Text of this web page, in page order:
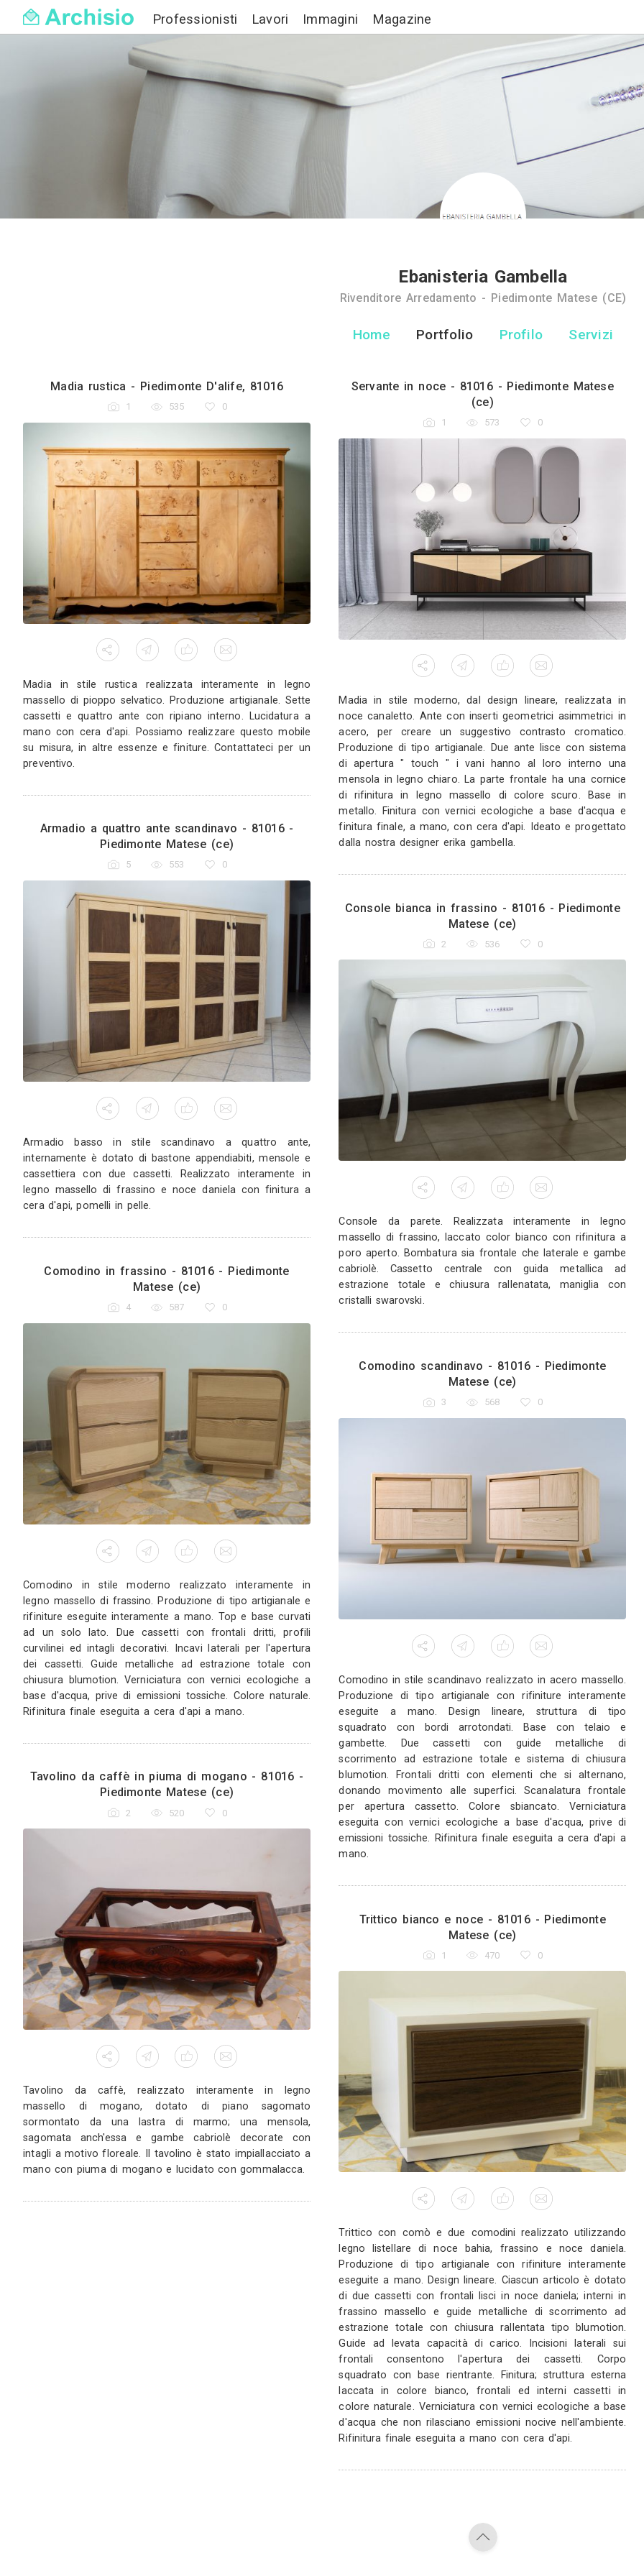
Professionisti Lavori Immagini
Ebanisteria
Home Portfolio
Madia rustica - Piedimonte D'alife, 81016
1 0
Madia in stile rustica realizzata interamente in legno
massello di pioppo selvatico. Produzione artigianale. Sette
cassetti e quattro ante con ripiano interno. Lucidatura a
mano con cera d'api. Possiamo realizzare questo mobile
su misura, in altre essenze e finiture. Contattateci per un
preventivo.
Servante in noce - 81016 -
1
Madia in stile moderno, dal
acero, per creare un
Produzione di tipo artigianale. Due
mensola in legno chiaro. La parte
di rifinitura in legno massello di
metallo. Finitura con vernici
finitura finale, a mano, con cera
dalla nostra designer erika gambella.
Armadio a quattro ante scandinavo - 81016 -
Piedimonte Matese (ce)
5 553 0
Armadio basso in stile scandinavo a quattro ante,
internamente è dotato di bastone appendiabiti, mensole e
cassettiera con due cassetti. Realizzato interamente in
legno massello di frassino e noce daniela con finitura a
cera d'api, pomelli in pelle.
Console bianca in frassino -
Matese (ce)
2
Console da parete.
massello di frassino, laccato
poro aperto. Bombatura sia
cabriolè. Cassetto centrale
estrazione totale e chiusura
Comodino in frassino - 81016 - Piedimonte
Matese (ce)
4 587 0
Comodino in stile moderno realizzato interamente in
legno massello di frassino. Produzione di tipo artigianale e
rifiniture eseguite interamente a mano. Top e base curvati
curvilinei ed intagli decorativi. Incavi laterali per l'apertura
dei cassetti. Guide metalliche ad estrazione totale con
chiusura blumotion. Verniciatura con vernici ecologiche a
base d'acqua, prive di emissioni tossiche. Colore naturale.
Rifinitura finale eseguita a cera d'api a mano.
Comodino scandinavo -
Matese (ce)
Comodino in stile scandinavo
Produzione di tipo artigianale
eseguite a mano. Design
squadrato con bordi
scorrimento ad estrazione totale
donando movimento alle
per apertura cassetto. Colore
eseguita con vernici ecologiche
emissioni tossiche. Rifinitura finale
mano.
Trittico bianco e noce -
Matese (ce)
1